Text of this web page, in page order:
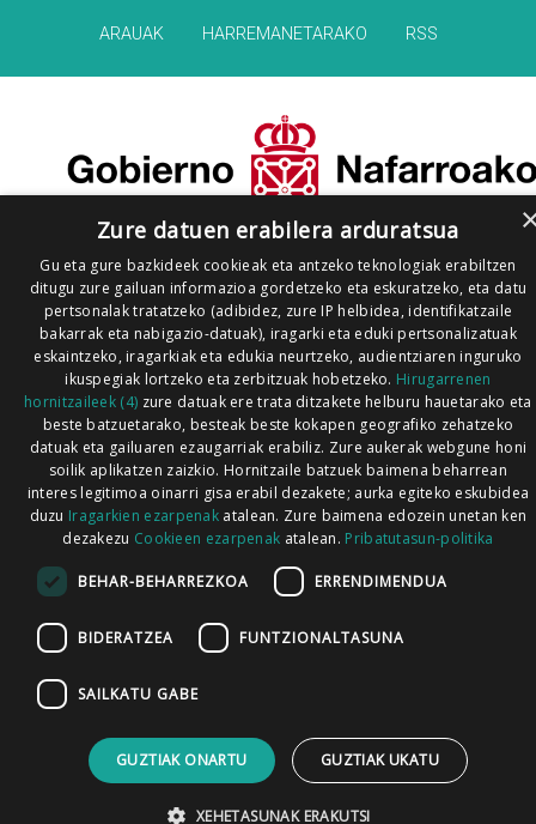
ARAUAK HARREMANETARAKO RSS
Zure datuen erabilera arduratsua
Gu eta gure bazkideek cookieak eta antzeko teknologiak erabiltzen
ditugu zure gailuan informazioa gordetzeko eta eskuratzeko, eta datu
pertsonalak tratatzeko (adibidez, zure IP helbidea, identifikatzaile
bakarrak eta nabigazio-datuak), iragarki eta eduki pertsonalizatuak
eskaintzeko, iragarkiak eta edukia neurtzeko, audientziaren inguruko
ikuspegiak lortzeko eta zerbitzuak hobetzeko. Hirugarrenen
hornitzaileek (4) zure datuak ere trata ditzakete helburu hauetarako eta
beste batzuetarako, besteak beste kokapen geografiko zehatzeko
datuak eta gailuaren ezaugarriak erabiliz. Zure aukerak webgune honi
soilik aplikatzen zaizkio. Hornitzaile batzuek baimena beharrean
interes legitimoa oinarri gisa erabil dezakete; aurka egiteko eskubidea
duzu Iragarkien ezarpenak atalean. Zure baimena edozein unetan ken
dezakezu Cookieen ezarpenak atalean. Pribatutasun-politika
BEHAR-BEHARREZKOA ERRENDIMENDUA
BIDERATZEA FUNTZIONALTASUNA
SAILKATU GABE
GUZTIAK ONARTU GUZTIAK UKATU
XEHETASUNAK ERAKUTSI